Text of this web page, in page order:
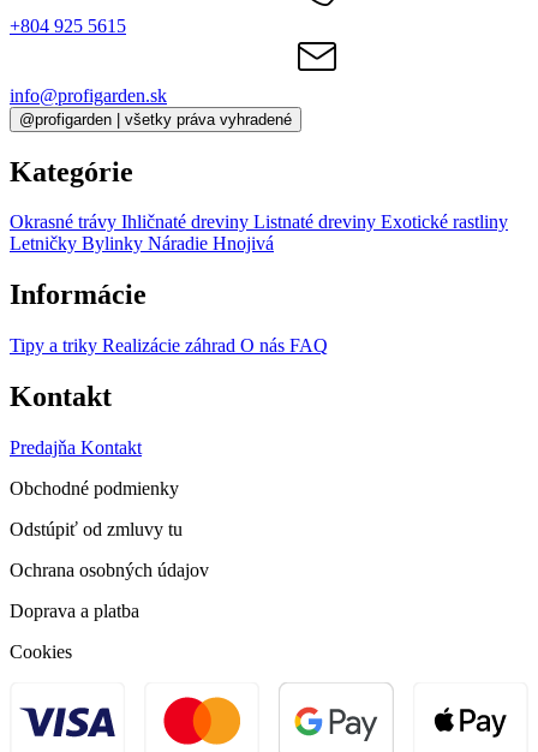
+804 925 5615
info@profigarden.sk
@profigarden | všetky práva vyhradené
Kategórie
Okrasné trávy Ihličnaté dreviny Listnaté dreviny Exotické rastliny
Letničky Bylinky Náradie Hnojivá
Informácie
Tipy a triky Realizácie záhrad O nás FAQ
Kontakt
Predajňa Kontakt
Obchodné podmienky
Odstúpiť od zmluvy tu
Ochrana osobných údajov
Doprava a platba
Cookies